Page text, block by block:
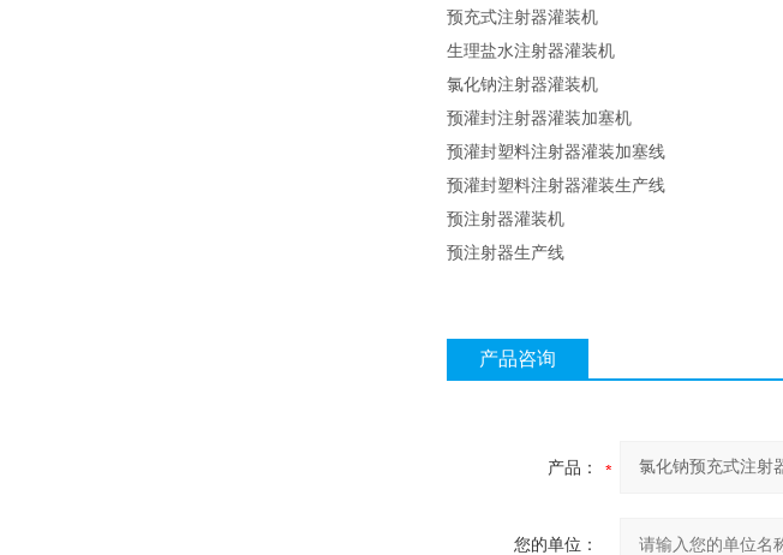
预充式注射器灌装机
生理盐水注射器灌装机
氯化钠注射器灌装机
预灌封注射器灌装加塞机
预灌封塑料注射器灌装加塞线
预灌封塑料注射器灌装生产线
预注射器灌装机
预注射器生产线
产品咨询
产品：
您的单位：